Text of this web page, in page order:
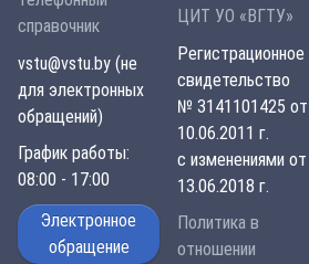
справочник
vstu@vstu.by (не
для электронных
обращений)
График работы:
08:00 - 17:00
Электронное
обращение
ЦИТ УО «ВГТУ»
Регистрационное
свидетельство
№ 3141101425 от
10.06.2011 г.
с изменениями от
13.06.2018 г.
Политика в
отношении